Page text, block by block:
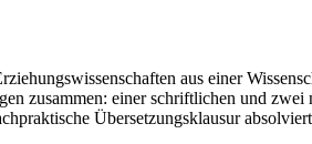
aus einer
zusammen: einer schriftlichen und
Übersetzungsklausur